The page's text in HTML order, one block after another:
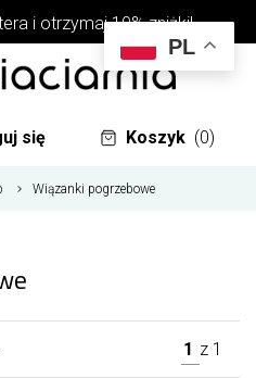
i otrzymaj 10% zniżki!
się Koszyk (0)
Wiązanki pogrzebowe
1 z 1
PL